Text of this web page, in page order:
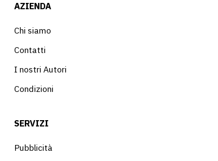
AZIENDA
Chi siamo
Contatti
I nostri Autori
Condizioni
SERVIZI
Pubblicità